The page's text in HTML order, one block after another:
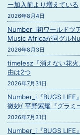
ー加入前より増えている
2026年8月4日
Number_i初ワールドツ
Music Africaが同グル
2026年8月3日
timelesz『消えない花火
由は2つ
2026年7月31日
Number_i『BUGS LIFE
微妙/ 平野紫耀『グラミ
2026年7月31日
Number_i『BUGS LIFE